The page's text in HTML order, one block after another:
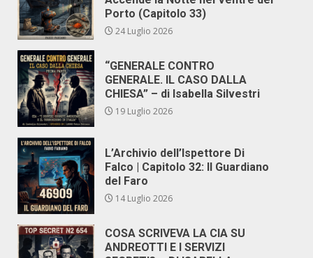
Porto (Capitolo 33)
24 Luglio 2026
“GENERALE CONTRO
GENERALE. IL CASO DALLA
CHIESA” – di Isabella Silvestri
19 Luglio 2026
L’Archivio dell’Ispettore Di
Falco | Capitolo 32: Il Guardiano
del Faro
14 Luglio 2026
COSA SCRIVEVA LA CIA SU
ANDREOTTI E I SERVIZI